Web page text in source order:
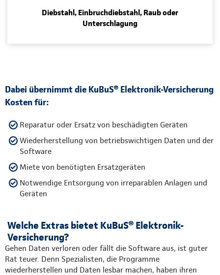
Diebstahl, Einbruchdiebstahl, Raub oder
Unterschlagung
Dabei übernimmt die KuBuS® Elektronik-Versicherung
Kosten für:
Reparatur oder Ersatz von beschädigten Geräten
Wiederherstellung von betriebswichtigen Daten und der
Software
Miete von benötigten Ersatzgeräten
Notwendige Entsorgung von irreparablen Anlagen und
Geräten
Welche Extras bietet KuBuS® Elektronik-
Versicherung?
Gehen Daten verloren oder fällt die Software aus, ist guter
Rat teuer. Denn Spezialisten, die Programme
wiederherstellen und Daten lesbar machen, haben ihren